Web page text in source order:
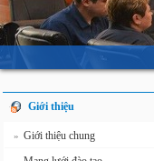
Giới thiệu
» Giới thiệu chung